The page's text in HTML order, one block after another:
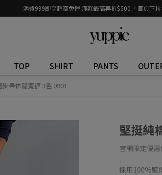
消費999即享超商免運 滿額最高再折$500 .ᐟ 首頁下
TOP SHIRT PANTS
帶休閒寬褲 3色 0901
堅挺純
官網限定優
.
採用100%堅